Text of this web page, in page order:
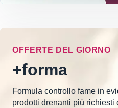
OFFERTE DEL GIORNO
+forma
Formula controllo fame in
prodotti drenanti più richiesti